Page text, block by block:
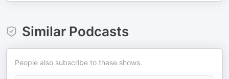
Similar Podcasts
People also subscribe to these shows.